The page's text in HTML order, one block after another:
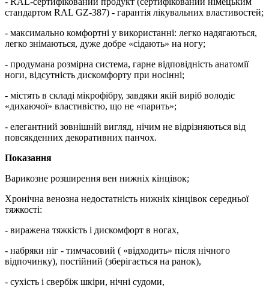
стандартом RAL GZ-387) - гарантія лікувальних властивостей;
- максимально комфортні у використанні: легко надягаються,
легко знімаються, дуже добре «сідають» на ногу;
- продумана розмірна система, гарне відповідність анатомії
ноги, відсутність дискомфорту при носінні;
- містять в складі мікрофібру, завдяки якій виріб володіє
«дихаючої» властивістю, що не «парить»;
- елегантний зовнішній вигляд, нічим не відрізняються від
повсякденних декоративних панчох.
Показання
Варикозне розширення вен нижніх кінцівок;
Хронічна венозна недостатність нижніх кінцівок середньої
тяжкості:
- виражена тяжкість і дискомфорт в ногах,
- набряки ніг - тимчасовий ( «відходить» після нічного
відпочинку), постійний (зберігається на ранок),
- сухість і свербіж шкіри, нічні судоми,